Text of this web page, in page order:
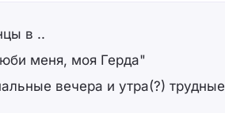
в ..
меня, моя Герда"
вечера и утра(?) трудные